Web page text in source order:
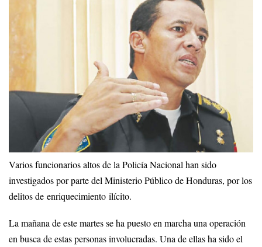
Varios funcionarios altos de la Policía Nacional han sido
investigados por parte del Ministerio Público de Honduras, por los
delitos de enriquecimiento ilícito.
La mañana de este martes se ha puesto en marcha una operación
en busca de estas personas involucradas. Una de ellas ha sido el